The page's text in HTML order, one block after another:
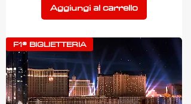
Aggiungi al carrello
F1® BIGLIETTERIA